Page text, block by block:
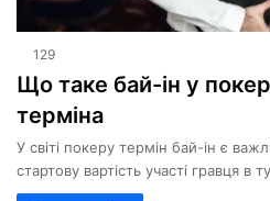
129
Що таке бай-ін у
терміна
У світі покеру термін бай-ін є
стартову вартість участі гравця в